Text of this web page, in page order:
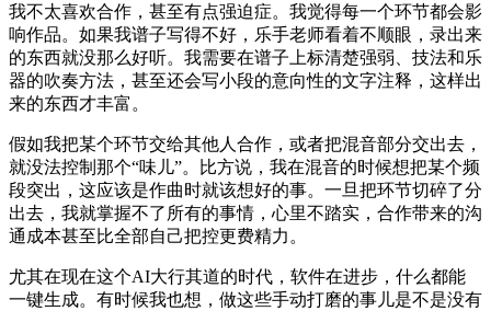
我不太喜欢合作，甚至有点强迫症。我觉得每一个环节都会影
响作品。如果我谱子写得不好，乐手老师看着不顺眼，录出来
的东西就没那么好听。我需要在谱子上标清楚强弱、技法和乐
器的吹奏方法，甚至还会写小段的意向性的文字注释，这样出
来的东西才丰富。
假如我把某个环节交给其他人合作，或者把混音部分交出去，
就没法控制那个“味儿”。比方说，我在混音的时候想把某个频
段突出，这应该是作曲时就该想好的事。一旦把环节切碎了分
出去，我就掌握不了所有的事情，心里不踏实，合作带来的沟
通成本甚至比全部自己把控更费精力。
尤其在现在这个AI大行其道的时代，软件在进步，什么都能
一键生成。有时候我也想，做这些手动打磨的事儿是不是没有